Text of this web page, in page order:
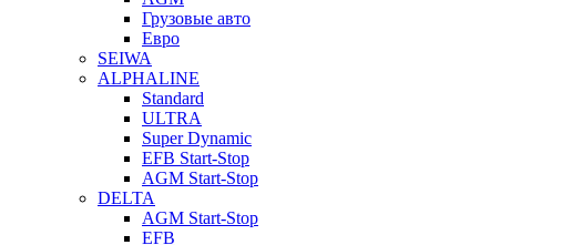
Грузовые авто
Евро
SEIWA
ALPHALINE
Standard
ULTRA
Super Dynamic
EFB Start-Stop
AGM Start-Stop
DELTA
AGM Start-Stop
EFB